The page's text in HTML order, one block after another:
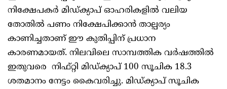
നിക്ഷേപകർ മിഡ്ക്യാപ് ഓഹരികളിൽ വലിയ
തോതിൽ പണം നിക്ഷേപിക്കാൻ താല്പര്യം
കാണിച്ചതാണ് ഈ കുതിപ്പിന് പ്രധാന
കാരണമായത്. നിലവിലെ സാമ്പത്തിക വർഷത്തിൽ
ഇതുവരെ നിഫ്റ്റി മിഡ്ക്യാപ് 100 സൂചിക 18.3
ശതമാനം നേട്ടം കൈവരിച്ചു. മിഡ്ക്യാപ് സൂചിക